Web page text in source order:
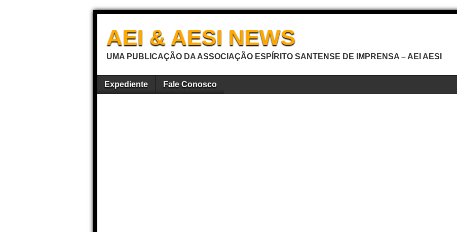
AEI & AESI NEWS
UMA PUBLICAÇÃO DA ASSOCIAÇÃO ESPÍRITO SANTENSE DE IMPRENSA – AEI AESI
Expediente Fale Conosco